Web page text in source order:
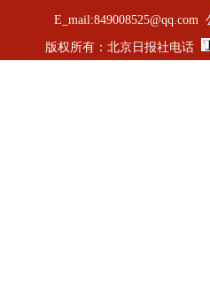
版权所有：北京日报社电话